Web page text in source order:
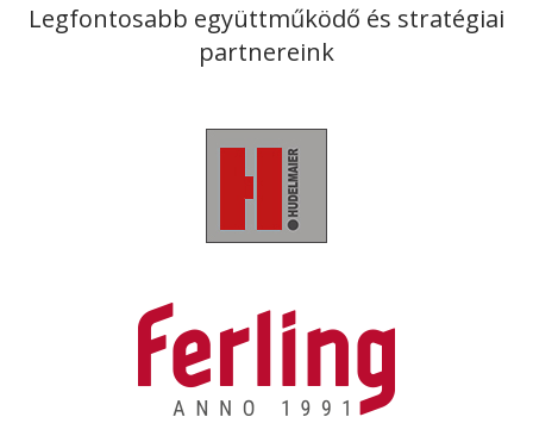
Legfontosabb együttműködő és stratégiai
partnereink